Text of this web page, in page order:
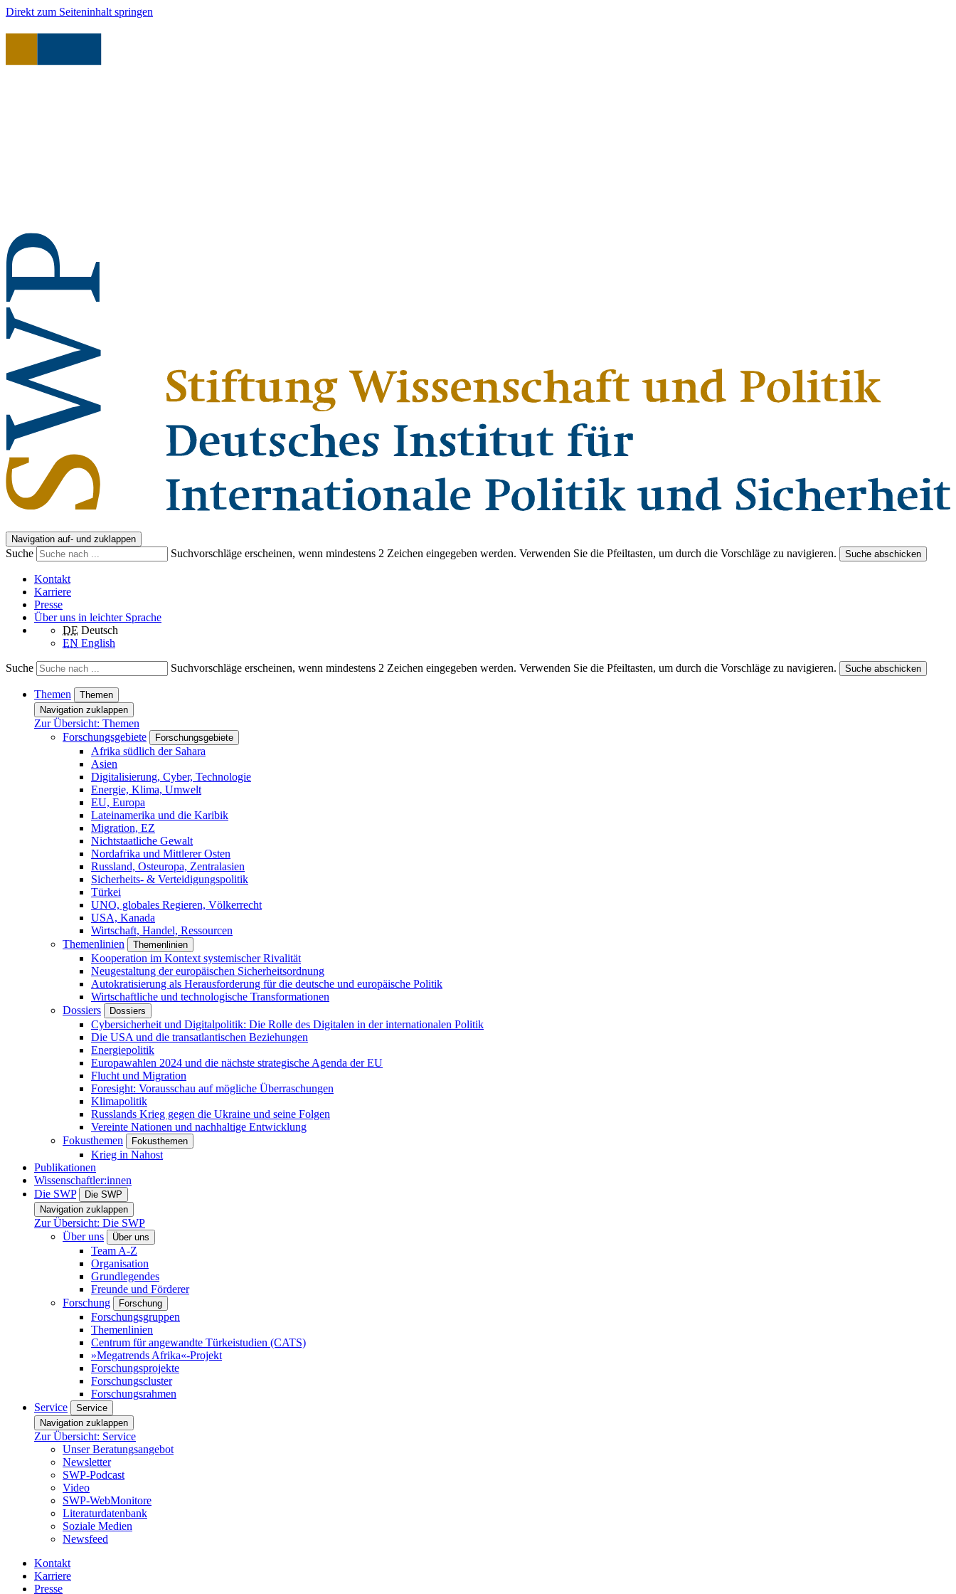
Direkt zum Seiteninhalt springen
Navigation auf- und zuklappen
Suche Suchvorschläge erscheinen, wenn mindestens 2 Zeichen eingegeben werden. Verwenden Sie die Pfeiltasten, um durch die Vorschläge zu navigieren. Suche abschicken
Kontakt
Karriere
Presse
Über uns in leichter Sprache
DE Deutsch
EN English
Suche Suchvorschläge erscheinen, wenn mindestens 2 Zeichen eingegeben werden. Verwenden Sie die Pfeiltasten, um durch die Vorschläge zu navigieren. Suche abschicken
Themen
Themen
Navigation zuklappen
Zur Übersicht: Themen
Forschungsgebiete
Forschungsgebiete
Afrika südlich der Sahara
Asien
Digitalisierung, Cyber, Technologie
Energie, Klima, Umwelt
EU, Europa
Lateinamerika und die Karibik
Migration, EZ
Nichtstaatliche Gewalt
Nordafrika und Mittlerer Osten
Russland, Osteuropa, Zentralasien
Sicherheits- & Verteidigungspolitik
Türkei
UNO, globales Regieren, Völkerrecht
USA, Kanada
Wirtschaft, Handel, Ressourcen
Themenlinien
Themenlinien
Kooperation im Kontext systemischer Rivalität
Neugestaltung der europäischen Sicherheitsordnung
Autokratisierung als Herausforderung für die deutsche und europäische Politik
Wirtschaftliche und technologische Transformationen
Dossiers
Dossiers
Cybersicherheit und Digitalpolitik: Die Rolle des Digitalen in der internationalen Politik
Die USA und die transatlantischen Beziehungen
Energiepolitik
Europawahlen 2024 und die nächste strategische Agenda der EU
Flucht und Migration
Foresight: Vorausschau auf mögliche Überraschungen
Klimapolitik
Russlands Krieg gegen die Ukraine und seine Folgen
Vereinte Nationen und nachhaltige Entwicklung
Fokusthemen
Fokusthemen
Krieg in Nahost
Publikationen
Wissenschaftler:innen
Die SWP
Die SWP
Navigation zuklappen
Zur Übersicht: Die SWP
Über uns
Über uns
Team A-Z
Organisation
Grundlegendes
Freunde und Förderer
Forschung
Forschung
Forschungsgruppen
Themenlinien
Centrum für angewandte Türkeistudien (CATS)
»Megatrends Afrika«-Projekt
Forschungsprojekte
Forschungscluster
Forschungsrahmen
Service
Service
Navigation zuklappen
Zur Übersicht: Service
Unser Beratungsangebot
Newsletter
SWP-Podcast
Video
SWP-WebMonitore
Literaturdatenbank
Soziale Medien
Newsfeed
Kontakt
Karriere
Presse